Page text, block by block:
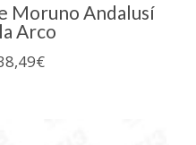
Moruno Andalusí
Arco
€